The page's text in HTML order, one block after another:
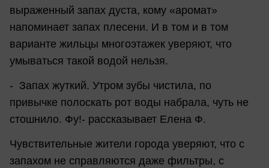
выраженный запах дуста, кому «аромат»
напоминает запах плесени. И в том и в том
варианте жильцы многоэтажек уверяют, что
умываться такой водой нельзя.
- Запах жуткий. Утром зубы чистила, по
привычке полоскать рот воды набрала, чуть не
стошнило. Фу!- рассказывает Елена Ф.
Чувствительные жители города уверяют, что с
запахом не справляются даже фильтры, с